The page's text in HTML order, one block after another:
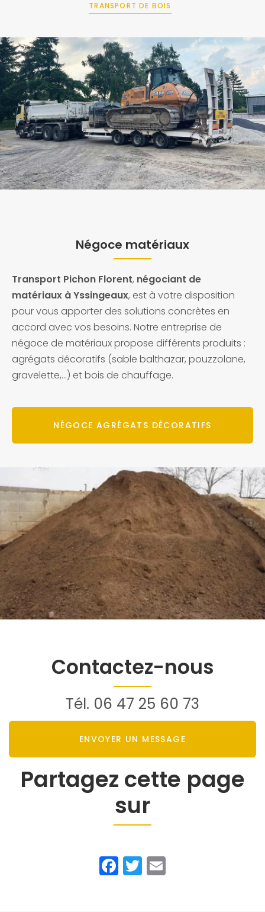
TRANSPORT DE BOIS
Négoce matériaux
Transport Pichon Florent, négociant de
matériaux à Yssingeaux, est à votre disposition
pour vous apporter des solutions concrètes en
accord avec vos besoins. Notre entreprise de
négoce de matériaux propose différents produits :
agrégats décoratifs (sable balthazar, pouzzolane,
gravelette,…) et bois de chauffage.
NÉGOCE AGRÉGATS DÉCORATIFS
Contactez-nous
Tél. 06 47 25 60 73
ENVOYER UN MESSAGE
Partagez cette page
sur
Facebook
Twitter